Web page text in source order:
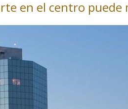
en el centro